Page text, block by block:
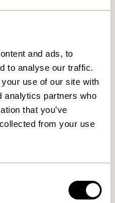
and ads, to
to analyse our traffic.
use of our site with
analytics partners who
that you’ve
from your use